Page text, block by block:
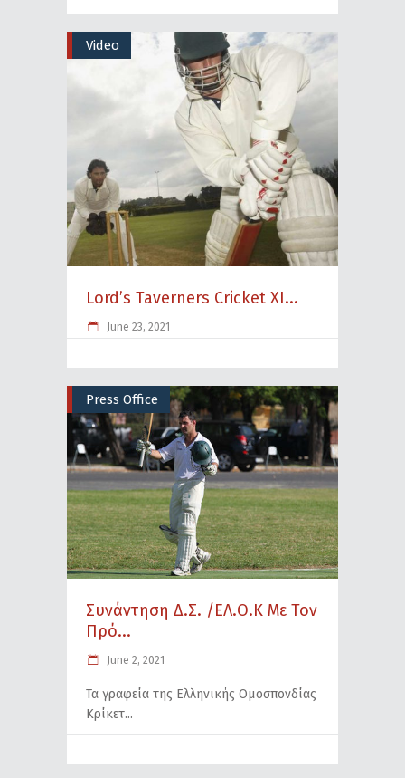
Video
Lord’s Taverners Cricket XI...
June 23, 2021
Press Office
Συνάντηση Δ.Σ. /ΕΛ.Ο.Κ Με Τον
Πρό...
June 2, 2021
Τα γραφεία της Ελληνικής Ομοσπονδίας
Κρίκετ